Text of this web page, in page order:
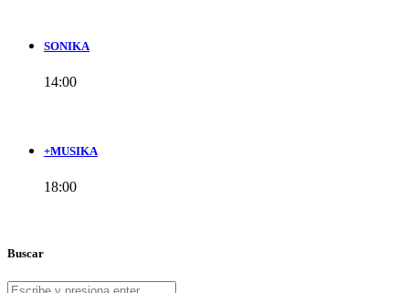
SONIKA
14:00
+MUSIKA
18:00
Buscar